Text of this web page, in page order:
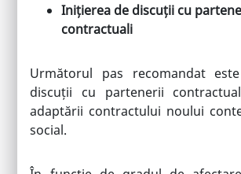
Inițierea de discuții cu
contractuali
Următorul pas recomandat
discuții cu partenerii
adaptării contractului noului
social.